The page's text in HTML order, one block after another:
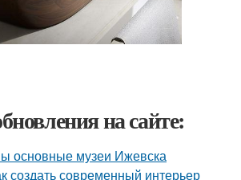
на сайте:
основные музеи Ижевска
создать современный интерьер